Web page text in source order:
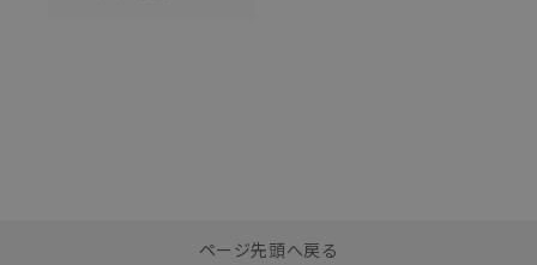
括ダウンロード
ページ先頭へ戻る